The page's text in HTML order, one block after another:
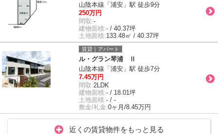
山陰本線「浦安」駅 徒歩9分
250万円
間取:-
建物面積:- / 40.37坪
土地面積:133.48㎡ / 40.37坪
賃貸｜アパート
ル・グラン琴浦 Ⅱ
山陰本線「浦安」駅 徒歩7分
7.45万円
間取:2LDK
建物面積:- / 18.01坪
土地面積:- / -
敷金/礼金:0ヶ月/8.45万円
近くの賃貸物件をもっと見る